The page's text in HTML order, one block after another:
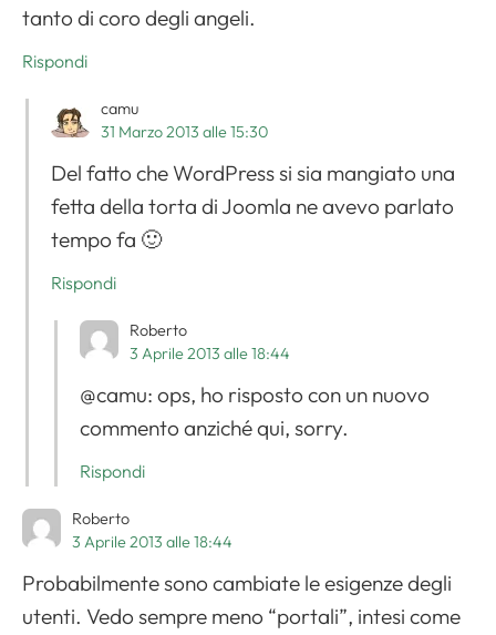
tanto di coro degli angeli.
Rispondi
camu
31 Marzo 2013 alle 15:30
Del fatto che WordPress si sia mangiato una
fetta della torta di Joomla ne avevo parlato
tempo fa 🙂
Rispondi
Roberto
3 Aprile 2013 alle 18:44
@camu: ops, ho risposto con un nuovo
commento anziché qui, sorry.
Rispondi
Roberto
3 Aprile 2013 alle 18:44
Probabilmente sono cambiate le esigenze degli
utenti. Vedo sempre meno “portali”, intesi come